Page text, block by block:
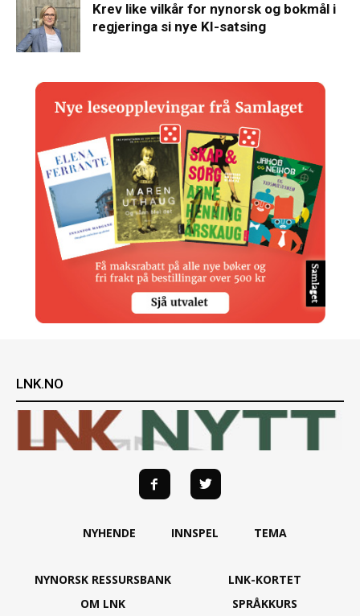
Krev like vilkår for nynorsk og bokmål i
regjeringa si nye KI-satsing
LNK.NO
NYHENDE INNSPEL TEMA
NYNORSK RESSURSBANK
OM LNK
LNK-KORTET
SPRÅKKURS